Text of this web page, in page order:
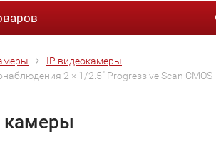
IP видеокамеры
2 × 1/2.5" Progressive Scan CMOS
камеры